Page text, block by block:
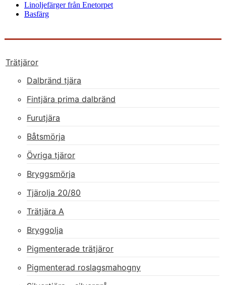
Linoljefärger från Enetorpet
Basfärg
Trätjäror
Dalbränd tjära
Fintjära prima dalbränd
Furutjära
Båtsmörja
Övriga tjäror
Bryggsmörja
Tjärolja 20/80
Trätjära A
Bryggolja
Pigmenterade trätjäror
Pigmenterad roslagsmahogny